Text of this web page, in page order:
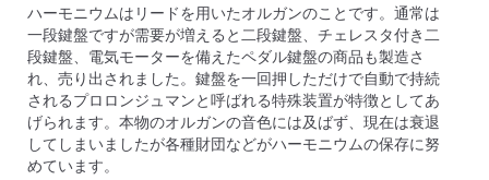
ハーモニウムはリードを用いたオルガンのことです。通常は
一段鍵盤ですが需要が増えると二段鍵盤、チェレスタ付き二
段鍵盤、電気モーターを備えたペダル鍵盤の商品も製造さ
れ、売り出されました。鍵盤を一回押しただけで自動で持続
されるプロロンジュマンと呼ばれる特殊装置が特徴としてあ
げられます。本物のオルガンの音色には及ばず、現在は衰退
してしまいましたが各種財団などがハーモニウムの保存に努
めています。